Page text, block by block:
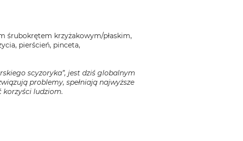
śrubokrętem krzyżakowym/płaskim,
pierścień, pinceta,
scyzoryka”, jest dziś globalnym
problemy, spełniają najwyższe
korzyści ludziom.